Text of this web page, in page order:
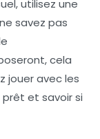
utilisez une
savez pas
cela
jouer avec les
et savoir si